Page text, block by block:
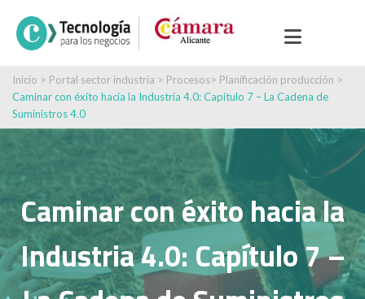
Inicio > Portal sector industria > Procesos> Planificación producción >
Caminar con éxito hacia la Industria 4.0: Capítulo 7 – La Cadena de
Suministros 4.0
Caminar con éxito hacia la
Industria 4.0: Capítulo 7 –